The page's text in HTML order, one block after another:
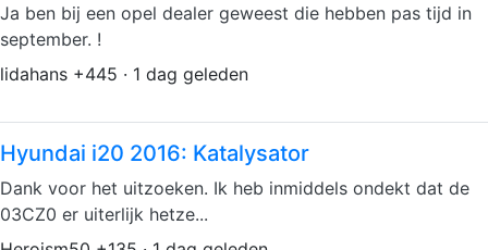
Ja ben bij een opel dealer geweest die hebben pas tijd in
september. !
lidahans +445 · 1 dag geleden
Hyundai i20 2016: Katalysator
Dank voor het uitzoeken. Ik heb inmiddels ondekt dat de
03CZ0 er uiterlijk hetze...